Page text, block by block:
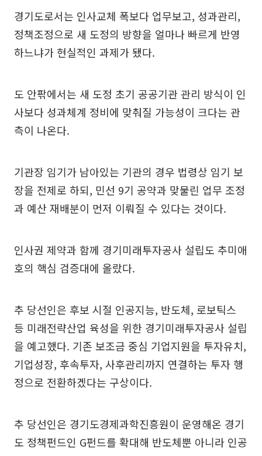
경기도로서는 인사교체 폭보다 업무보고, 성과관리,
정책조정으로 새 도정의 방향을 얼마나 빠르게 반영
하느냐가 현실적인 과제가 됐다.
도 안팎에서는 새 도정 초기 공공기관 관리 방식이 인
사보다 성과체계 정비에 맞춰질 가능성이 크다는 관
측이 나온다.
기관장 임기가 남아있는 기관의 경우 법령상 임기 보
장을 전제로 하되, 민선 9기 공약과 맞물린 업무 조정
과 예산 재배분이 먼저 이뤄질 수 있다는 것이다.
인사권 제약과 함께 경기미래투자공사 설립도 추미애
호의 핵심 검증대에 올랐다.
추 당선인은 후보 시절 인공지능, 반도체, 로보틱스
등 미래전략산업 육성을 위한 경기미래투자공사 설립
을 예고했다. 기존 보조금 중심 기업지원을 투자유치,
기업성장, 후속투자, 사후관리까지 연결하는 투자 행
정으로 전환하겠다는 구상이다.
추 당선인은 경기도경제과학진흥원이 운영해온 경기
도 정책펀드인 G펀드를 확대해 반도체뿐 아니라 인공